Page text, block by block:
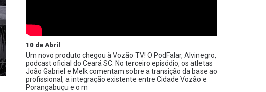
10 de Abril
Um novo produto chegou à Vozão TV! O PodFalar, Alvinegro,
podcast oficial do Ceará SC. No terceiro episódio, os atletas
João Gabriel e Melk comentam sobre a transição da base ao
profissional, a integração existente entre Cidade Vozão e
Porangabuçu e o m